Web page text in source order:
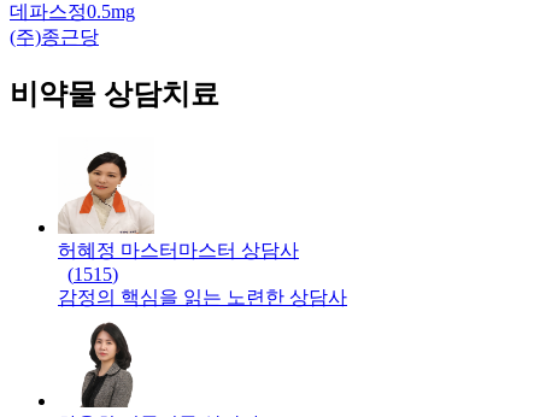
데파스정0.5mg
(주)종근당
비약물 상담치료
허혜정 마스터 마스터 상담사
(1515)
감정의 핵심을 읽는 노련한 상담사